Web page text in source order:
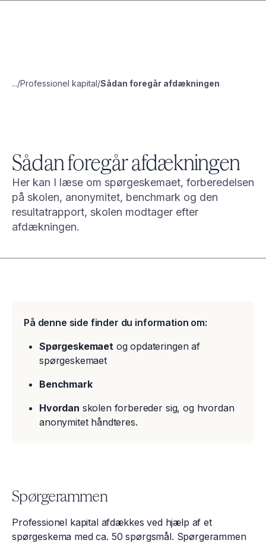
... Professionel kapital Sådan foregår afdækningen
Sådan foregår afdækningen
Her kan I læse om spørgeskemaet, forberedelsen
på skolen, anonymitet, benchmark og den
resultatrapport, skolen modtager efter
afdækningen.
På denne side finder du information om:
Spørgeskemaetog opdateringen af
spørgeskemaet
Benchmark
Hvordan skolen forbereder sig, og hvordan
anonymitet håndteres.
Spørgerammen
Professionel kapital afdækkes ved hjælp af et
spørgeskema med ca. 50 spørgsmål. Spørgerammen